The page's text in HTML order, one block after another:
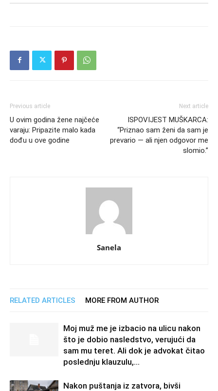
Previous article
U ovim godina žene najčeće
varaju: Pripazite malo kada
dođu u ove godine
Next article
ISPOVIJEST MUŠKARCA:
“Priznao sam ženi da sam je
prevario — ali njen odgovor me
slomio.”
Sanela
RELATED ARTICLES MORE FROM AUTHOR
Moj muž me je izbacio na ulicu nakon
što je dobio nasledstvo, verujući da
sam mu teret. Ali dok je advokat čitao
poslednju klauzulu,...
Nakon puštanja iz zatvora, bivši